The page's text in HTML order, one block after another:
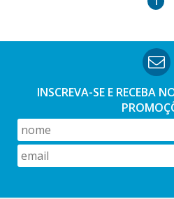
INSCREVA-SE E RECEBA